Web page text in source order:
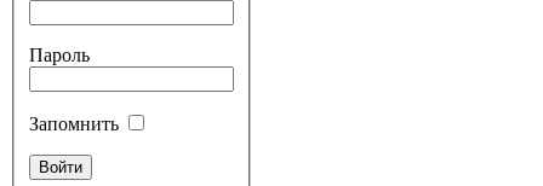
Пароль
Запомнить